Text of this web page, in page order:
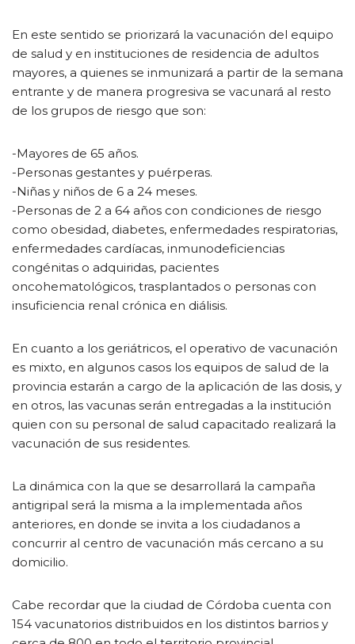
En este sentido se priorizará la vacunación del equipo
de salud y en instituciones de residencia de adultos
mayores, a quienes se inmunizará a partir de la semana
entrante y de manera progresiva se vacunará al resto
de los grupos de riesgo que son:
-Mayores de 65 años.
-Personas gestantes y puérperas.
-Niñas y niños de 6 a 24 meses.
-Personas de 2 a 64 años con condiciones de riesgo
como obesidad, diabetes, enfermedades respiratorias,
enfermedades cardíacas, inmunodeficiencias
congénitas o adquiridas, pacientes
oncohematológicos, trasplantados o personas con
insuficiencia renal crónica en diálisis.
En cuanto a los geriátricos, el operativo de vacunación
es mixto, en algunos casos los equipos de salud de la
provincia estarán a cargo de la aplicación de las dosis, y
en otros, las vacunas serán entregadas a la institución
quien con su personal de salud capacitado realizará la
vacunación de sus residentes.
La dinámica con la que se desarrollará la campaña
antigripal será la misma a la implementada años
anteriores, en donde se invita a los ciudadanos a
concurrir al centro de vacunación más cercano a su
domicilio.
Cabe recordar que la ciudad de Córdoba cuenta con
154 vacunatorios distribuidos en los distintos barrios y